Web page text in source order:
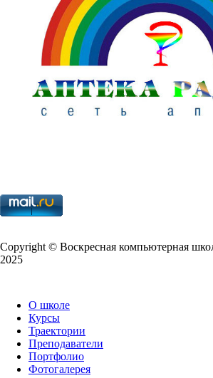
Copy­right © Воскресная компьютерная
2025
О школе
Курсы
Траектории
Преподаватели
Портфолио
Фотогалерея